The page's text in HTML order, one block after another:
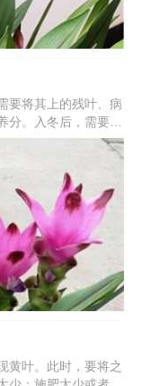
要将其上的残叶、病
。入冬后，需要将
。养护时，要保持光
停施肥。等来年气温
黄叶。此时，要将之